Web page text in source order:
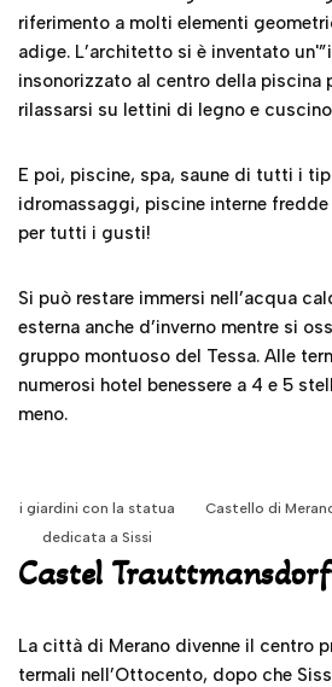
riferimento a molti elementi
adige. L’architetto si è inventato
insonorizzato al centro della piscina
rilassarsi su lettini di legno e
E poi, piscine, spa, saune di tutti i
idromassaggi, piscine interne
per tutti i gusti!
Si può restare immersi nell’acqua
esterna anche d’inverno mentre si
gruppo montuoso del Tessa. Alle
numerosi hotel benessere a 4 e 5
meno.
i giardini con la statua
dedicata a Sissi
Castello di
Castel
La città di Merano divenne il centro
termali nell’Ottocento, dopo che